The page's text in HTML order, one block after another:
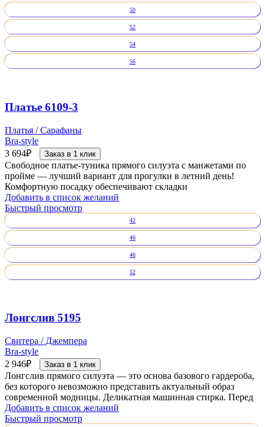
50
52
54
56
Платье 6109-3
Платья / Сарафаны
Bra-style
3 694₽ Заказ в 1 клик
Свободное платье-туника прямого силуэта с манжетами по
пройме — лучший вариант для прогулки в летний день!
Комфортную посадку обеспечивают складки
Добавить в список желаний
Быстрый просмотр
42
46
48
52
Лонгслив 5195
Свитера / Джемпера
Bra-style
2 946₽ Заказ в 1 клик
Лонгслив прямого силуэта — это основа базового гардероба,
без которого невозможно представить актуальный образ
современной модницы. Деликатная машинная стирка. Перед
Добавить в список желаний
Быстрый просмотр